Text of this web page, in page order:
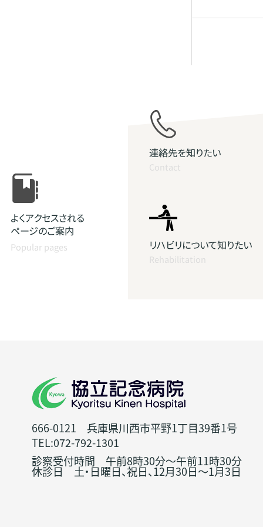
よくアクセスされる
ページのご案内
Popular pages
連絡先を知りたい
Contact
リハビリについて知りたい
Rehabilitation
666-0121 兵庫県川西市平野1丁目39番1号
TEL:072-792-1301
診察受付時間 午前8時30分～午前11時30分
休診日 土・日曜日、祝日、12月30日～1月3日